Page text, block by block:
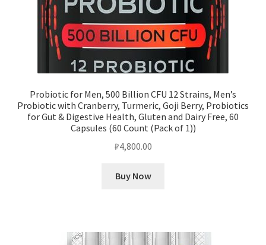
Probiotic for Men, 500 Billion CFU 12 Strains, Men’s
Probiotic with Cranberry, Turmeric, Goji Berry, Probiotics
for Gut & Digestive Health, Gluten and Dairy Free, 60
Capsules (60 Count (Pack of 1))
₽4,800.00
Buy Now